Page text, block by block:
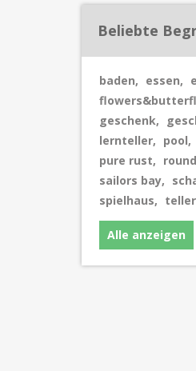
Beliebte
baden, essen,
geschenk,
lernteller, pool,
pure rust,
sailors bay,
spielhaus, teller
Alle anzeigen